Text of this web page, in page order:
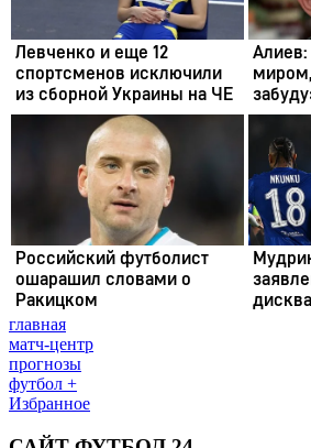
главная
матч-центр
прогнозы
футбол +
Избранное